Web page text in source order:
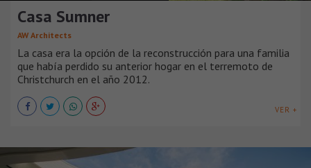
Casa Sumner
AW Architects
La casa era la opción de la reconstrucción para una familia
que había perdido su anterior hogar en el terremoto de
Christchurch en el año 2012.
VER +